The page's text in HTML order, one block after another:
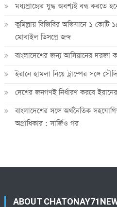
মধ্যপ্রাচ্যের যুদ্ধ অবশ্যই বন্ধ করতে
কুমিল্লায় বিজিবির অভিযানে ১ কোটি
মোবাইল ডিসপ্লে জব্দ
বাংলাদেশের জন্য আসিয়ানের দরজা
ইরানে হামলা নিয়ে ট্রাম্পের সঙ্গে
দেশের জনগণই নির্ধারণ করবে
বাংলাদেশের সঙ্গে অর্থনৈতিক
অগ্রাধিকার : সার্জিও গর
ABOUT